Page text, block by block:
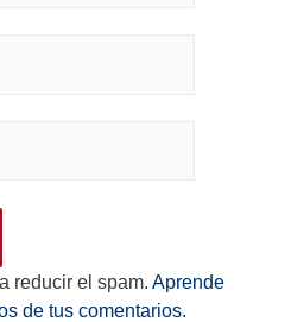
reducir el spam. Aprende
de tus comentarios.